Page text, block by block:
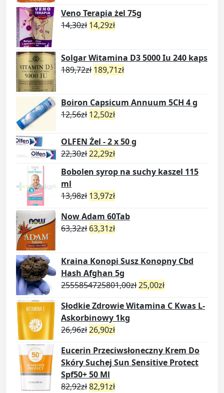
Veno Terapia żel 75g
14,30zł 14,29zł
Solgar Witamina D3 5000 Iu 240 kaps
189,72zł 189,71zł
Boiron Capsicum Annuum 5CH 4 g
12,56zł 12,50zł
OLFEN Żel - 2 x 50 g
22,30zł22,29zł
Bobolen syrop na suchy kaszel 115
ml
13,98zł 13,97zł
Now Adam 60Tab
63,32zł 63,31zł
Kraina Konopi Susz Konopny Cbd
Hash Afghan 5g
2555854725801,00zł25,00zł
Słodkie Zdrowie Witamina C Kwas L-
Askorbinowy 1kg
26,96zł26,90zł
Eucerin Przeciwsłoneczny Krem Do
Skóry Suchej Sun Sensitive Protect
Spf50+ 50 Ml
82,92zł82,91zł